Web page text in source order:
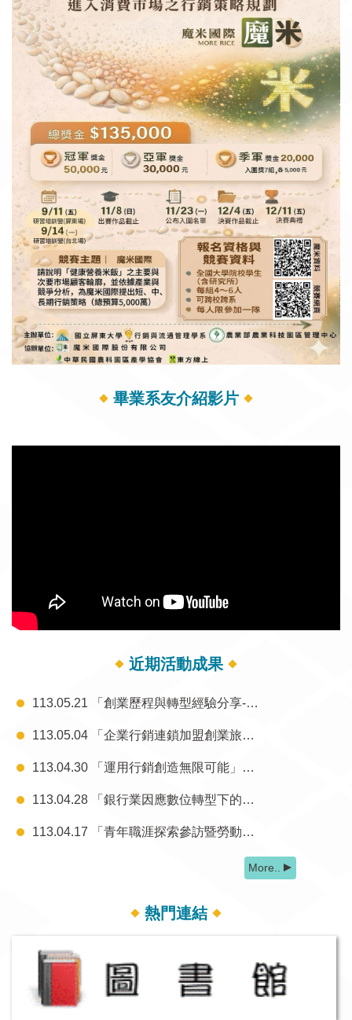
畢業系友介紹影片
近期活動成果
113.05.21 「創業歷程與轉型經驗分享-以大陸管顧諮詢行業為例」講座結案報告
113.05.04 「企業行銷連鎖加盟創業旅程」參訪結案報告
113.04.30 「運用行銷創造無限可能」講座結案報告
113.04.28 「銀行業因應數位轉型下的客群經營策略」講座結案報告
113.04.17 「青年職涯探索參訪暨勞動權益」講座結案報告
More..
熱門連結